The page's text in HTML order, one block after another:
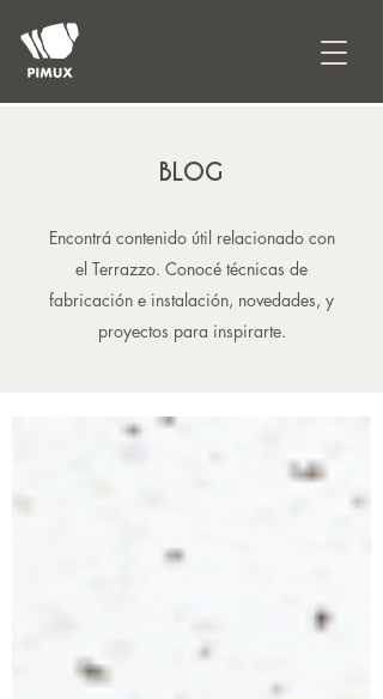
BLOG
Encontrá contenido útil relacionado con
el Terrazzo. Conocé técnicas de
fabricación e instalación, novedades, y
proyectos para inspirarte.